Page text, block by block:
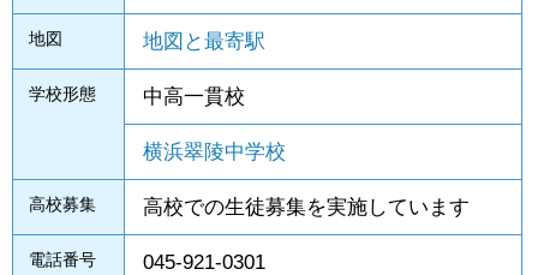
地図 地図と最寄駅
学校形態 中高一貫校
横浜翠陵中学校
高校募集 高校での生徒募集を実施しています
電話番号 045-921-0301